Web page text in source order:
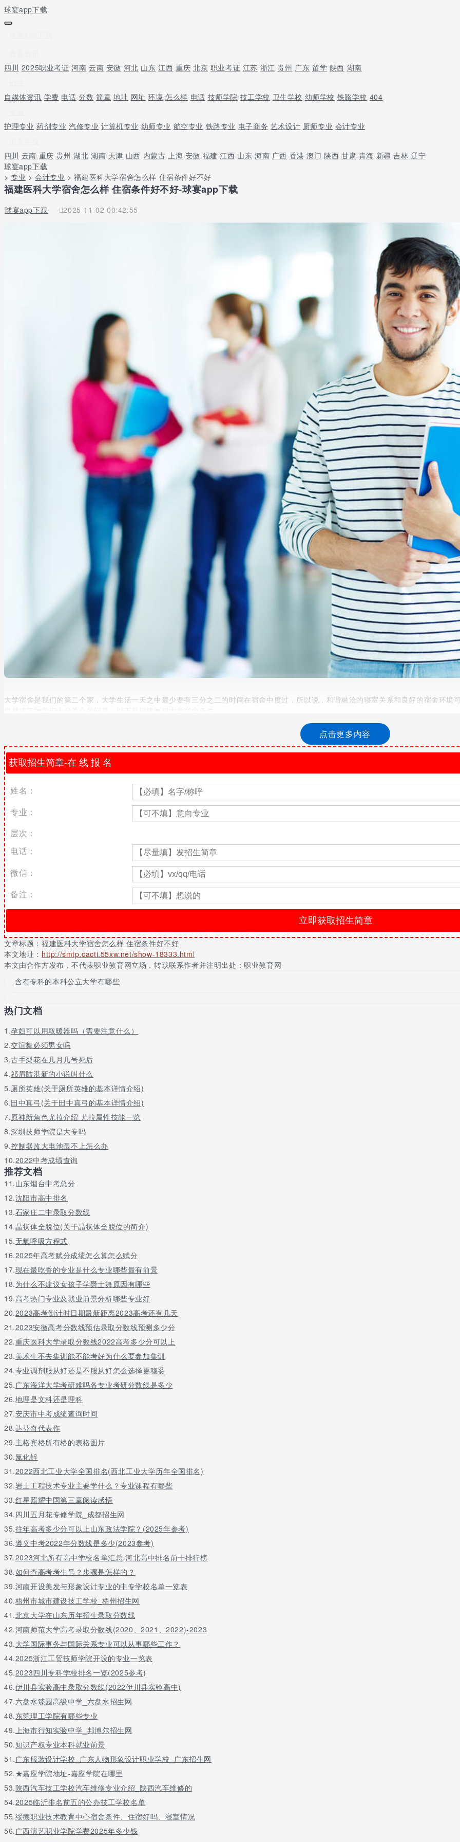
球宴app下载
四川 2025职业考证 河南 云南 安徽 河北 山东 江西 重庆 北京 职业考证 江苏 浙江 贵州 广东 留学 陕西 湖南
自媒体资讯 学费 电话 分数 简章 地址 网址 环境 怎么样 电话 技师学院 技工学校 卫生学校 幼师学校 铁路学校 404
护理专业 药剂专业 汽修专业 计算机专业 幼师专业 航空专业 铁路专业 电子商务 艺术设计 厨师专业 会计专业
四川 云南 重庆 贵州 湖北 湖南 天津 山西 内蒙古 上海 安徽 福建 江西 山东 海南 广西 香港 澳门 陕西 甘肃 青海 新疆 吉林 辽宁
球宴app下载
>专业 >会计专业 > 福建医科大学宿舍怎么样 住宿条件好不好
福建医科大学宿舍怎么样 住宿条件好不好-球宴app下载
球宴app下载 2025-11-02 00:42:55
大学宿舍是我们的第二个家，大学生活一天之中最少要有三分之二的时间在宿舍中度过，所以说，和谐融洽的寝室关系和良好的宿舍环
福建医科大学师哥师姐说宿舍条件
1、宿舍环境不错啊..4人间.1200元每人每年.独立厕所兼浴室.还有热水器.
2、大学城宿舍环境都挺不错的，停水也只是偶尔会停
3、宿舍是全大学城条件最好的，这几天才新安装了空调
4、不错啊，宿舍环境很好
5、4人间，宿舍会停水.
福建医科大学简介
福建医科大学(学校国标码：10392)坐落在福建省福州市，是一所集教学、科研、医疗、预防和社会服务为一体的省属医科大学。2003年
抗震救灾先进集体”、福建省党建和思想政治工作先进高校、省文明学校、省“依法治校”示范校、省“校务公开”示范校、省计划生育先进
学校现任党委书记为郑祖宪，现任校长为陈元仲。
学校现有研究生院、基础医学院、公共卫生学院、医学技术与工程学院、药学院、护理学院、人文学院、外国语学院、协和临床医学院、
福总临床医学院、思想政治理论课教学研究部和体育教学研究部、海外教育学院、成人教育学院、继续教育学院、职业技术学院等20个
学检验技术、麻醉学、护理学、医学影像学、药学、公共事业管理、社会工作、康复治疗学、应用心理学、药物制剂、英语、基础医学、
检疫、医学实验技术、生物信息学、生物医学工程等24个本科专业;有基础医学和临床医学2个一级学科博士点、二级学科博士点27个，一
目前有各类在校生23500多人，其中全日制的本科生13000多人、博士研究生240多人、硕士研究生2300多人，本科专业面向全国招生，
科大学学报》、《福建医科大学学报(社科版)》、《中华高血压杂志》和《心血管康复医学杂志》等，面向国内外公开发行。学校图书馆
馆。学校正在实施“十二五”发展规划，实现学校新一轮发展，努力成为海峡西岸医药卫生人才培养中心、医学科学研究中心和医疗预防保
特别说明：以上福建医科大学宿舍怎么样 住宿条件好不好信息内容来自互联网不代表本网站的观点和看法，与本网站立场无关本网站均不
点击更多内容
姓名：
专业：
层次：
电话：
微信：
备注：
文章标题： 福建医科大学宿舍怎么样 住宿条件好不好
本文地址： http://smtp.cacti.55xw.net/show-18333.html
本文由合作方发布，不代表职业教育网立场，转载联系作者并注明出处：职业教育网
含有专科的本科公立大学有哪些
热门文档
1.孕妇可以用取暖器吗（需要注意什么）
2.交谊舞必须男女吗
3.古手梨花在几月几号死后
4.祁眉陆湛新的小说叫什么
5.厕所英雄(关于厕所英雄的基本详情介绍)
6.田中真弓(关于田中真弓的基本详情介绍)
7.原神新角色尤拉介绍 尤拉属性技能一览
8.深圳技师学院是大专吗
9.控制器改大电池跟不上怎么办
10.2022中考成绩查询
推荐文档
11.山东烟台中考总分
12.沈阳市高中排名
13.石家庄二中录取分数线
14.晶状体全脱位(关于晶状体全脱位的简介)
15.无氧呼吸方程式
16.2025年高考赋分成绩怎么算怎么赋分
17.现在最吃香的专业是什么专业哪些最有前景
18.为什么不建议女孩子学爵士舞原因有哪些
19.高考热门专业及就业前景分析哪些专业好
20.2023高考倒计时日期最新距离2023高考还有几天
21.2023安徽高考分数线预估录取分数线预测多少分
22.重庆医科大学录取分数线2022高考多少分可以上
23.美术生不去集训能不能考好为什么要参加集训
24.专业调剂服从好还是不服从好怎么选择更稳妥
25. 广东海洋大学考研难吗各专业考研分数线是多少
26.地理是文科还是理科
27.安庆市中考成绩查询时间
28.达芬奇代表作
29.主格宾格所有格的表格图片
30.氯化锌
31.2022西北工业大学全国排名(西北工业大学历年全国排名)
32.岩土工程技术专业主要学什么？专业课程有哪些
33.红星照耀中国第三章阅读感悟
34.四川五月花专修学院_成都招生网
35.往年高考多少分可以上山东政法学院？(2025年参考)
36.遵义中考2022年分数线是多少(2023参考)
37.2023河北所有高中学校名单汇总,河北高中排名前十排行榜
38.如何查高考考生号？步骤是怎样的？
39.河南开设美发与形象设计专业的中专学校名单一览表
40.梧州市城市建设技工学校_梧州招生网
41.北京大学在山东历年招生录取分数线
42.河南师范大学高考录取分数线(2020、2021、2022)-2023
43.大学国际事务与国际关系专业可以从事哪些工作？
44.2025浙江工贸技师学院开设的专业一览表
45.2023四川专科学校排名一览(2025参考)
46.伊川县实验高中录取分数线(2022伊川县实验高中)
47.六盘水臻园高级中学_六盘水招生网
48.东莞理工学院有哪些专业
49. 上海市行知实验中学_邦博尔招生网
50.知识产权专业本科就业前景
51. 广东服装设计学校_广东人物形象设计职业学校_广东招生网
52.★嘉应学院地址-嘉应学院在哪里
53.陕西汽车技工学校汽车维修专业介绍_陕西汽车维修的
54.2025临沂排名前五的公办技工学校名单
55.绥德职业技术教育中心宿舍条件、住宿好吗、寝室情况
56. 广西演艺职业学院学费2025年多少钱